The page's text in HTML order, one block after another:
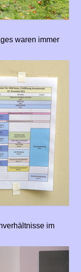
waren immer
im